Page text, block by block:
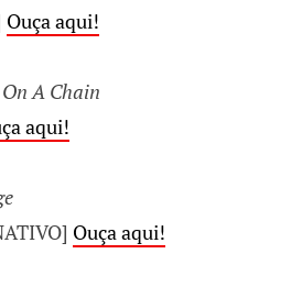
Ouça aqui!
A Chain
aqui!
Ouça aqui!